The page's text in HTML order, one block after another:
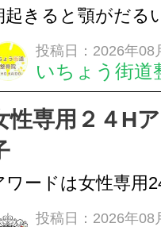
因を確認し、お一
起きると顎がだる
りませんか？無意
、顎の痛みや疲れ
ェイスラインの張
こわばり・頭痛や
がることがありま
投稿日：2026年08
いちょう街道
性専用２４H
ワードは女性専用
エステを 思いっ
投稿日：2026年08